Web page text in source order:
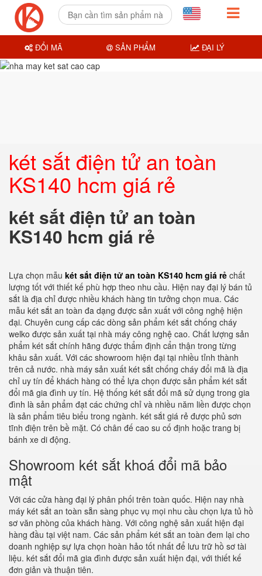
két sắt điện tử an toàn
KS140 hcm giá rẻ
két sắt điện tử an toàn
KS140 hcm giá rẻ
Lựa chọn mẫu két sắt điện tử an toàn KS140 hcm giá rẻ chất
lượng tốt với thiết kế phù hợp theo nhu cầu. Hiện nay đại lý bán tủ
sắt là địa chỉ được nhiều khách hàng tin tưởng chọn mua. Các
mẫu két sắt an toàn đa dạng được sản xuất với công nghệ hiện
đại. Chuyên cung cấp các dòng sản phẩm két sắt chống cháy
welko được sản xuất tại nhà máy công nghệ cao. Chất lượng sản
phẩm két sắt chính hãng được thẩm định cẩn thận trong từng
khâu sản xuất. Với các showroom hiện đại tại nhiều tỉnh thành
trên cả nước. nhà máy sản xuất két sắt chống cháy đổi mã là địa
chỉ uy tín để khách hàng có thể lựa chọn được sản phẩm két sắt
đổi mã gia đình uy tín. Hệ thống két sắt đổi mã sử dụng trong gia
đình là sản phẩm đạt các chứng chỉ và nhiều năm liền được chọn
là sản phẩm tiêu biểu trong ngành. két sắt giá rẻ được phủ sơn
tĩnh điện trên bề mặt. Có chân đế cao su cố định hoặc trang bị
bánh xe di động.
Showroom két sắt khoá đổi mã bảo
mật
Với các cửa hàng đại lý phân phối trên toàn quốc. Hiện nay nhà
máy két sắt an toàn sẵn sàng phục vụ mọi nhu cầu chọn lựa tủ hồ
sơ văn phòng của khách hàng. Với công nghệ sản xuất hiện đại
hàng đầu tại việt nam. Các sản phẩm két sắt an toàn đem lại cho
doanh nghiệp sự lựa chọn hoàn hảo tốt nhất để lưu trữ hồ sơ tài
liệu. két sắt đổi mã gia đình được sản xuất hiện đại, với thiết kế
đơn giản và thuận tiên.
ĐỔI MÃ SẢN PHẨM ĐẠI LÝ